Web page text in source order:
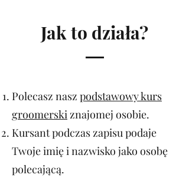
Jak to działa?
Polecasz nasz podstawowy kurs
groomerski znajomej osobie.
Kursant podczas zapisu podaje
Twoje imię i nazwisko jako osobę
polecającą.